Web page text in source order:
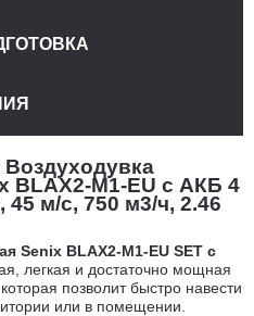
BLAX2-M1-EU с АКБ 4
45 м/с, 750 м3/ч, 2.46
Senix BLAX2-M1-EU SET с
легкая и достаточно мощная
позволит быстро навести
или в помещении.